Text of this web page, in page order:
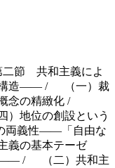
節 共和主義によ
構造―― / （一）裁
念の精緻化 /
地位の創設という
両義性――「自由な
の基本テーゼ
―― / （二）共和主